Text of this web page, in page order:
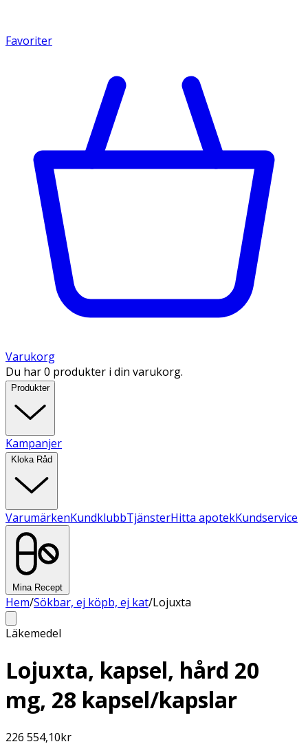
Favoriter
Varukorg
Du har 0 produkter i din varukorg.
Produkter
Kampanjer
Kloka Råd
VarumärkenKundklubbTjänsterHitta apotekKundservice
Mina Recept
Hem/Sökbar, ej köpb, ej kat/Lojuxta
Läkemedel
Lojuxta, kapsel, hård 20
mg, 28 kapsel/kapslar
226 554,10kr